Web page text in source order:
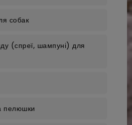
собак
(спреї, шампуні) для
пелюшки